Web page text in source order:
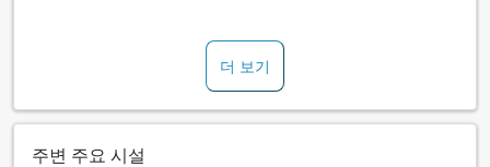
더 보기
주변 주요 시설